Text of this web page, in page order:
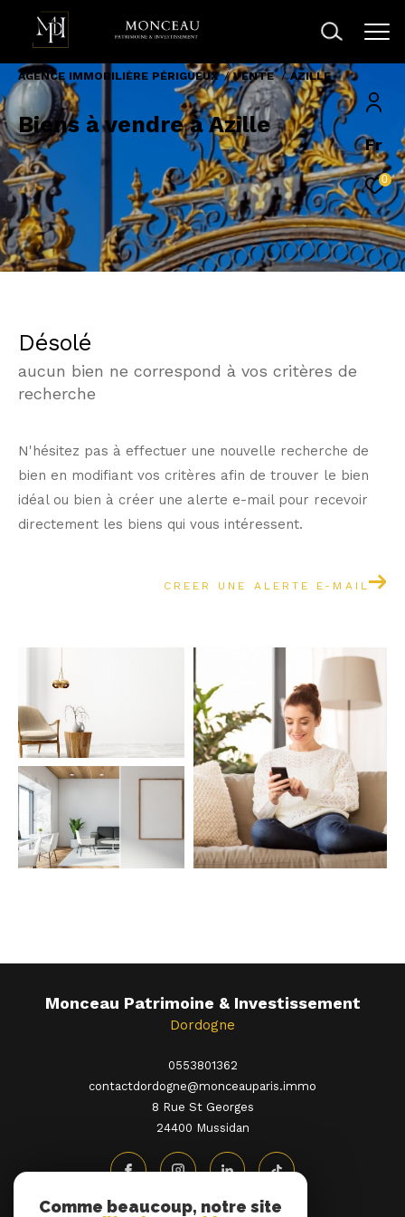
Fr
0
AGENCE IMMOBILIÈRE PÉRIGUEUX VENTE AZILLE
Biens à vendre à Azille
Désolé
aucun bien ne correspond à vos critères de
recherche
N'hésitez pas à effectuer une nouvelle recherche de
bien en modifiant vos critères afin de trouver le bien
idéal ou bien à créer une alerte e-mail pour recevoir
directement les biens qui vous intéressent.
CREER UNE ALERTE E-MAIL
Monceau Patrimoine & Investissement
Dordogne
0553801362
contactdordogne@monceauparis.immo
8 Rue St Georges
24400
mussidan
Comme beaucoup, notre site